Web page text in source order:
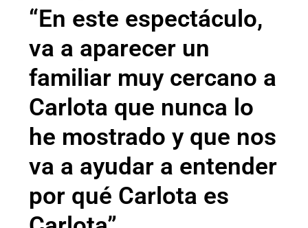
“En este espectáculo,
va a aparecer un
familiar muy cercano a
Carlota que nunca lo
he mostrado y que nos
va a ayudar a entender
por qué Carlota es